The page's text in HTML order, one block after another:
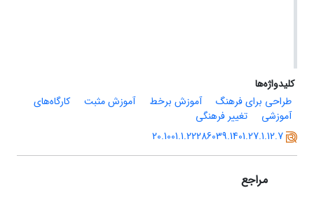
کلیدواژه‌ها
طراحی برای فرهنگ
آموزش برخط آموزش مثبت
کارگاه‌های
آموزشی
تغییر فرهنگی
20.1001.1.22286039.1401.27.1.12.7
مراجع